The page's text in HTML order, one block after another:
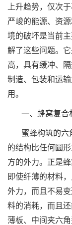
上升趋势，仅次
严峻的能源、资
境的破坏是当前
解了这些问题。
高，具有缓冲、
制造、包装和运
用。
一、蜂窝复合
蜜蜂构筑的六
的结构比任何圆
方的外力。正是
即使纤薄的材料
外力，而且不易
料的消耗，而且
薄板、中间夹六